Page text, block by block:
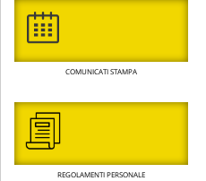
COMUNICATI STAMPA
REGOLAMENTI PERSONALE